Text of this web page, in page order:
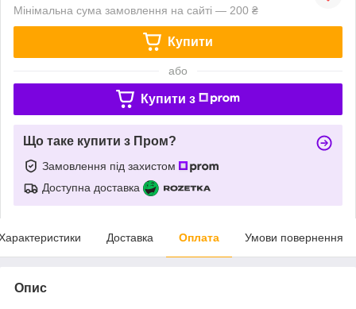
Мінімальна сума замовлення на сайті — 200 ₴
Купити
або
Купити з
Що таке купити з Пром?
Замовлення під захистом
Доступна доставка
Доставка Оплата Умови повернення
Опис